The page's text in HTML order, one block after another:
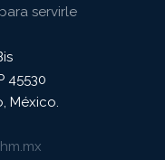
servirle
45530
México.